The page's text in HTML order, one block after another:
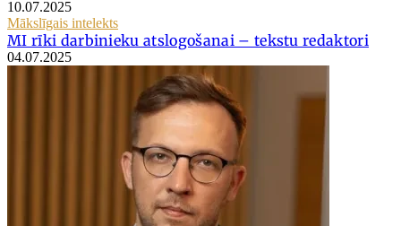
10.07.2025
Mākslīgais intelekts
MI rīki darbinieku atslogošanai – tekstu redaktori
04.07.2025